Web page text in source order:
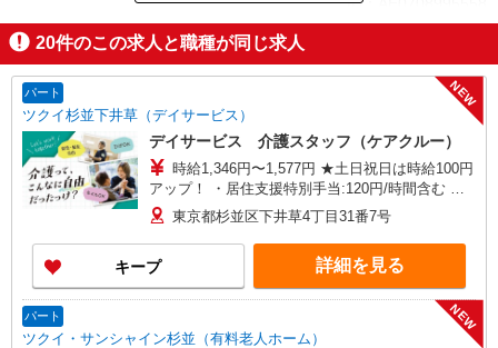
掲載期間終了
20件のこの求人と職種が同じ求人
パート
ツクイ杉並下井草（デイサービス）
NEW
デイサービス 介護スタッフ（ケアクルー）
時給1,346円〜1,577円 ★土日祝日は時給100円
アップ！ ・居住支援特別手当:120円/時間含む ※
給与幅は資格・経験等による
東京都杉並区下井草4丁目31番7号
キープ 詳細を見る
パート
ツクイ・サンシャイン杉並（有料老人ホーム）
NEW